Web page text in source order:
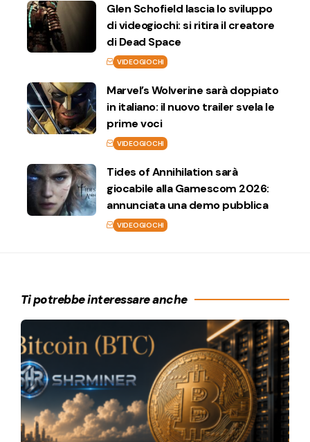
Glen Schofield lascia lo sviluppo
di videogiochi: si ritira il creatore
di Dead Space
VIDEOGIOCHI
Marvel’s Wolverine sarà doppiato
in italiano: il nuovo trailer svela le
prime voci
VIDEOGIOCHI
Tides of Annihilation sarà
giocabile alla Gamescom 2026:
annunciata una demo pubblica
VIDEOGIOCHI
Ti potrebbe interessare anche